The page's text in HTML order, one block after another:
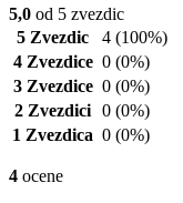
5,0 od 5 zvezdic
5 Zvezdic
4 (100%)
4 Zvezdice 0 (0%)
3 Zvezdice 0 (0%)
2 Zvezdici 0 (0%)
1 Zvezdica 0 (0%)
4 ocene